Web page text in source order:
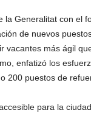
Generalitat con el
de nuevos
vacantes más ágil
enfatizó los
200 puestos de
para la